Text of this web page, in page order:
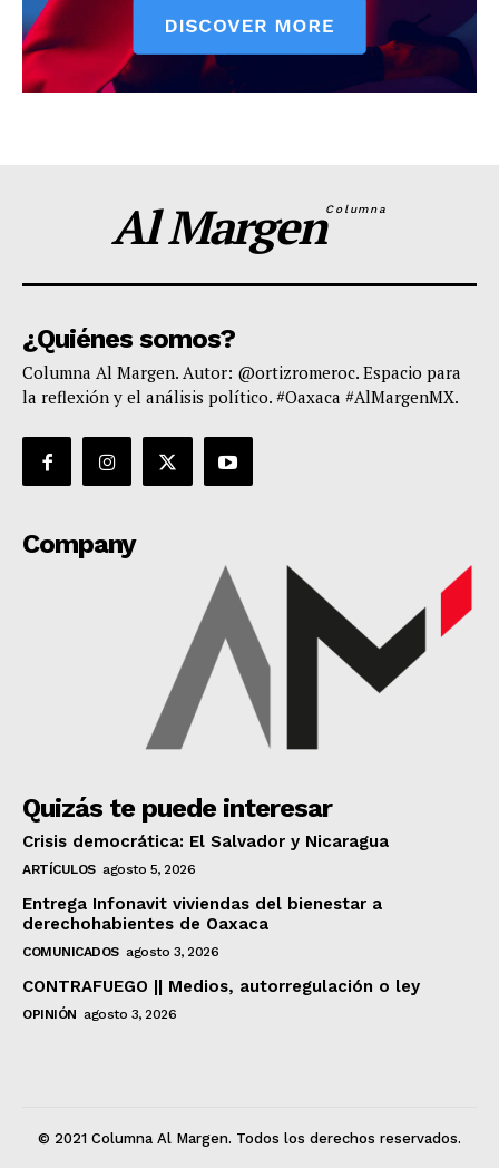
Al MargenColumna
¿Quiénes somos?
Columna Al Margen. Autor: @ortizromeroc. Espacio para
la reflexión y el análisis político. #Oaxaca #AlMargenMX.
Company
Quizás te puede interesar
Crisis democrática: El Salvador y Nicaragua
ARTÍCULOS agosto 5, 2026
Entrega Infonavit viviendas del bienestar a
derechohabientes de Oaxaca
COMUNICADOS agosto 3, 2026
CONTRAFUEGO || Medios, autorregulación o ley
OPINIÓN agosto 3, 2026
© 2021 Columna Al Margen. Todos los derechos reservados.